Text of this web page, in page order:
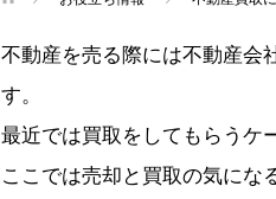
不動産を売る際には不動産会
す。
最近では買取をしてもらうケ
ここでは売却と買取の気にな